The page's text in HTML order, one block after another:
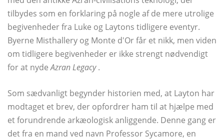
tilbydes som en forklaring på nogle af de mere utrolige
begivenheder fra Luke og Laytons tidligere eventyr.
Byerne Misthallery og Monte d'Or får et nikk, men viden
om tidligere begivenheder er ikke strengt nødvendigt
for at nydeAzran Legacy.
Som sædvanligt begynder historien med, at Layton har
modtaget et brev, der opfordrer ham til at hjælpe med
et forundrende arkæologisk anliggende. Denne gang er
det fra en mand ved navn Professor Sycamore, en